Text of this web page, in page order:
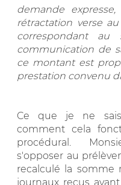
demande
rétractation verse
correspondant au
communication de
ce montant est
prestation convenu
Ce que je ne
comment cela
procédural.
s'opposer au
recalculé la somme
journaux reçus